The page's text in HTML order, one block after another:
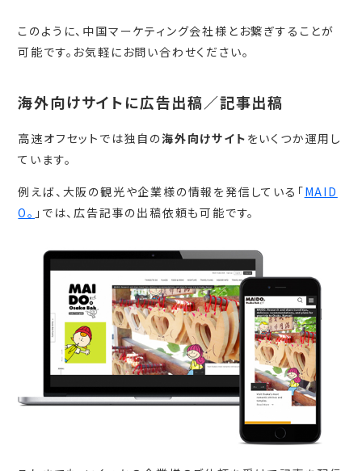
このように、中国マーケティング会社様とお繋ぎすることが
可能です。お気軽にお問い合わせください。
海外向けサイトに広告出稿／記事出稿
高速オフセットでは独自の海外向けサイト をいくつか運用し
ています。
例えば、大阪の観光や企業様の情報を発信している「MAID
O。 」では、広告記事の出稿依頼も可能です。